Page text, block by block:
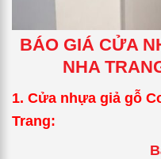
BÁO GIÁ CỬA
NHA
1. Cửa nhựa giả gỗ
Trang: